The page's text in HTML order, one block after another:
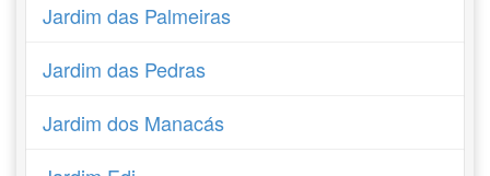
Jardim das Palmeiras
Jardim das Pedras
Jardim dos Manacás